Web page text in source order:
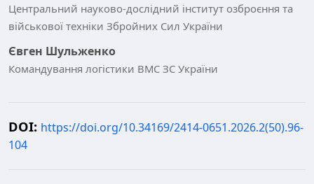
Центральний науково-дослідний інститут озброєння та
військової техніки Збройних Сил України
Євген Шульженко
Командування логістики ВМС ЗС України
DOI: https://doi.org/10.34169/2414-0651.2026.2(50).96-
104